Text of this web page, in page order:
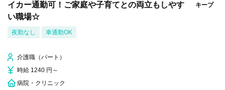
イカー通勤可！ご家庭や子育てとの両立もしやす
い職場☆
キープ
夜勤なし 車通勤OK
介護職（パート）
時給 1240 円～
病院・クリニック